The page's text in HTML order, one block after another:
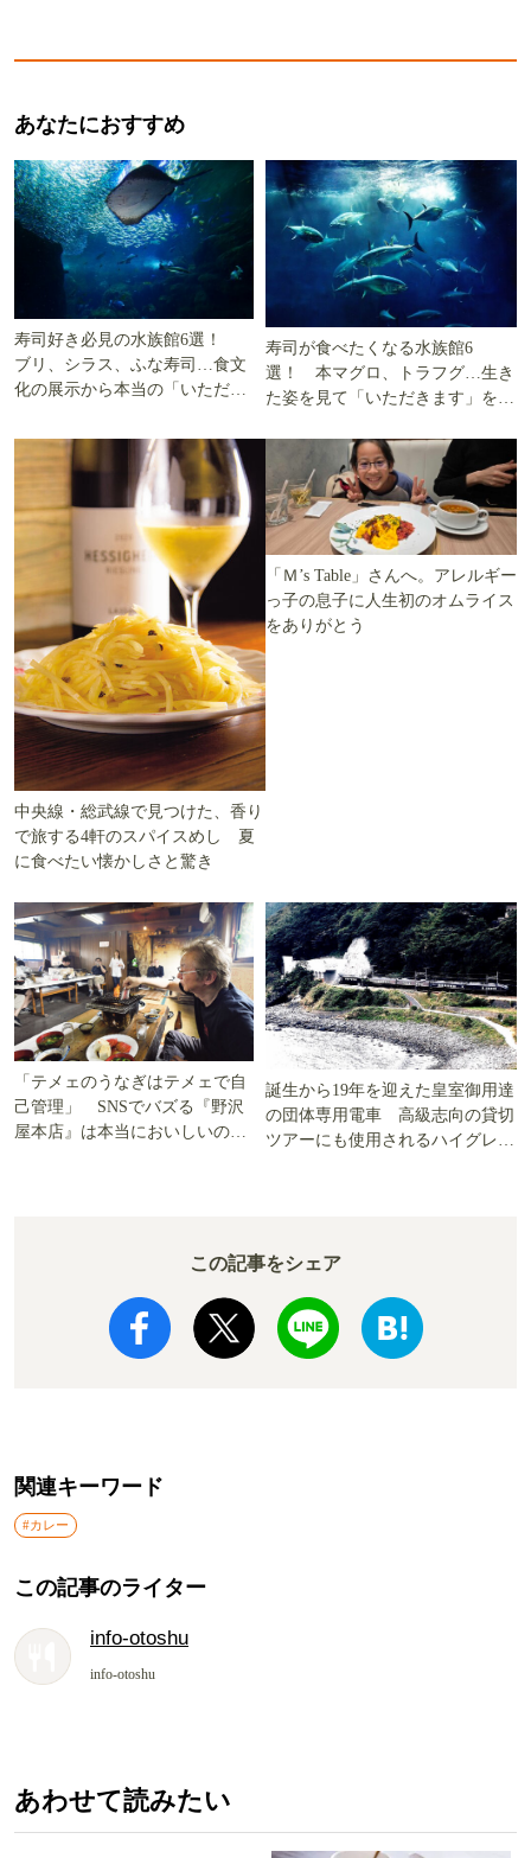
あなたにおすすめ
寿司好き必見の水族館6選！
ブリ、シラス、ふな寿司…食文
化の展示から本当の「いただき
寿司が食べたくなる水族館6
選！ 本マグロ、トラフグ…生き
た姿を見て「いただきます」を考
中央線・総武線で見つけた、香り
で旅する4軒のスパイスめし 夏
に食べたい懐かしさと驚き
「Ｍ’s Table」さんへ。アレルギー
っ子の息子に人生初のオムライス
をありがとう
「テメェのうなぎはテメェで自
己管理」 SNSでバズる『野沢
屋本店』は本当においしいの
誕生から19年を迎えた皇室御用達
の団体専用電車 高級志向の貸切
ツアーにも使用されるハイグレー
この記事をシェア
関連キーワード
#カレー
この記事のライター
info-otoshu
info-otoshu
あわせて読みたい